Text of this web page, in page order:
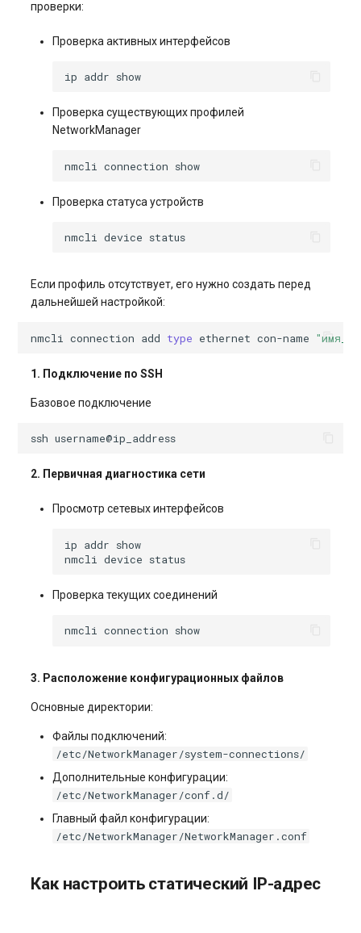
проверки:
Проверка активных интерфейсов
ip addr
Проверка существующих профилей
NetworkManager
nmcli connection
Проверка статуса устройств
nmcli device
Если профиль отсутствует, его нужно создать перед
дальнейшей настройкой:
nmcli connection add type ethernet con-name
1. Подключение по SSH
Базовое подключение
ssh
2. Первичная диагностика сети
Просмотр сетевых интерфейсов
ip addr
nmcli device
Проверка текущих соединений
nmcli connection
3. Расположение конфигурационных файлов
Основные директории:
Файлы подключений:
/etc/NetworkManager/system-connections/
Дополнительные конфигурации:
/etc/NetworkManager/conf.d/
Главный файл конфигурации:
/etc/NetworkManager/NetworkManager.conf
Как настроить статический IP-адрес